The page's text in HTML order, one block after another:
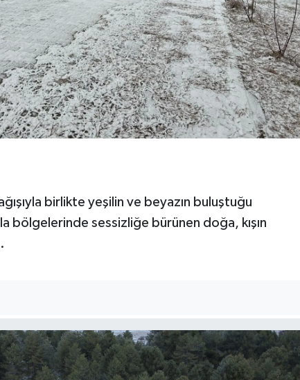
birlikte yeşilin ve beyazın buluştuğu
bölgelerinde sessizliğe bürünen doğa, kışın